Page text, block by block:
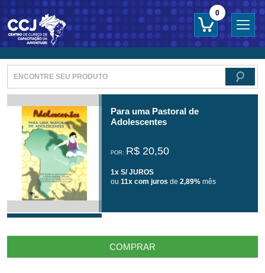
0
Para uma Pastoral de
Adolescentes
POR: R$ 20,50
1x S/ JUROS
ou 11x com juros de 2,89% mês
COMPRAR